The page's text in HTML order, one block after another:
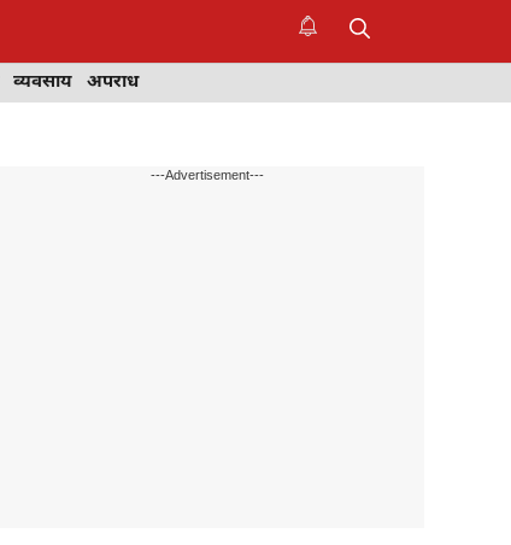
व्यवसाय अपराध
---Advertisement---